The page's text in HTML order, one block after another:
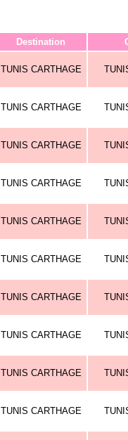
Destination
TUNIS CARTHAGE
TUNIS CARTHAGE
TUNIS CARTHAGE
TUNIS CARTHAGE
TUNIS CARTHAGE
TUNIS CARTHAGE
TUNIS CARTHAGE
TUNIS CARTHAGE
TUNIS CARTHAGE
TUNIS CARTHAGE